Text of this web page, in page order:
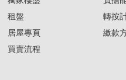
租盤
居屋專頁
買賣流程
轉按
繳款